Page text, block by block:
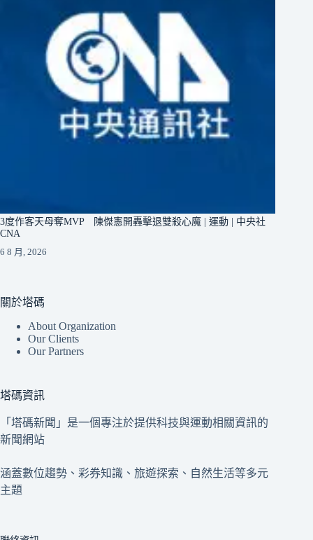
3度作客天母奪MVP 陳傑憲開轟擊退雙殺心魔 | 運動 | 中央社
CNA
6 8 月, 2026
關於塔碼
About Organization
Our Clients
Our Partners
塔碼資訊
「塔碼新聞」是一個專注於提供科技與運動相關資訊的
新聞網站
涵蓋數位趨勢、彩券知識、旅遊探索、自然生活等多元
主題